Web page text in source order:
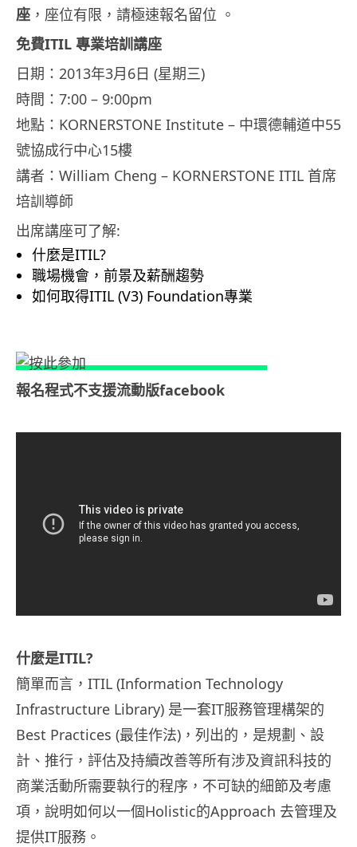
座 ，座位有限，請極速報名留位 。
免費ITIL 專業培訓講座
日期：2013年3月6日 (星期三)
時間：7:00 – 9:00pm
地點：KORNERSTONE Institute – 中環德輔道中55
號協成行中心15樓
講者：William Cheng – KORNERSTONE ITIL 首席
培訓導師
出席講座可了解:
什麼是ITIL?
職場機會，前景及薪酬趨勢
如何取得ITIL (V3) Foundation專業
報名程式不支援流動版facebook
什麼是ITIL?
簡單而言，ITIL (Information Technology
Infrastructure Library) 是一套IT服務管理構架的
Best Practices (最佳作法)，列出的，是規劃、設
計、推行，評估及持續改善等所有涉及資訊科技的
商業活動所需要執行的程序，不可缺的細節及考慮
項，說明如何以一個Holistic的Approach 去管理及
提供IT服務。